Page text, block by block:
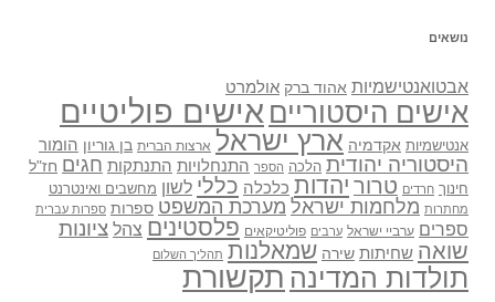
נושאים
אבטואנטישמיות אהוד ברק אולמרט
אישים היסטוריים אישים פוליטיים
אנטישמיות אקדמיה ארץ ישראל ארצות הברית בן גוריון הומור
היסטוריה יהודית הלכה הספר התנחלויות התנתקות חגים חז"ל
חינוך חרדים טרור יהדות כלכלה כללי לשון מחשבים ואינטרנט
מחתרות מלחמות ישראל מערכת המשפט ספרות ספרות עברית
ספרים ערביי ישראל ערבים פוליטיקאים פלסטינים צהל ציונות
שואה שחיתות שירה שמאלנות תהליך השלום
תולדות המדינה תקשורת